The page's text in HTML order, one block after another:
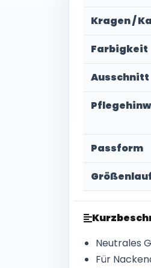
Kragen /
Farbigkeit
Ausschnitt
Passform
Neutrales
Für